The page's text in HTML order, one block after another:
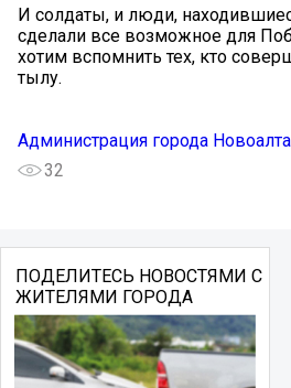
И солдаты, и люди,
сделали все возможное для
хотим вспомнить тех, кто
тылу.
Администрация города
32
ПОДЕЛИТЕСЬ НОВОСТЯМИ С
ЖИТЕЛЯМИ ГОРОДА